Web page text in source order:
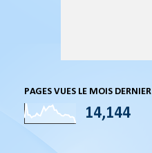
PAGES VUES LE MOIS DERNIER
14,144